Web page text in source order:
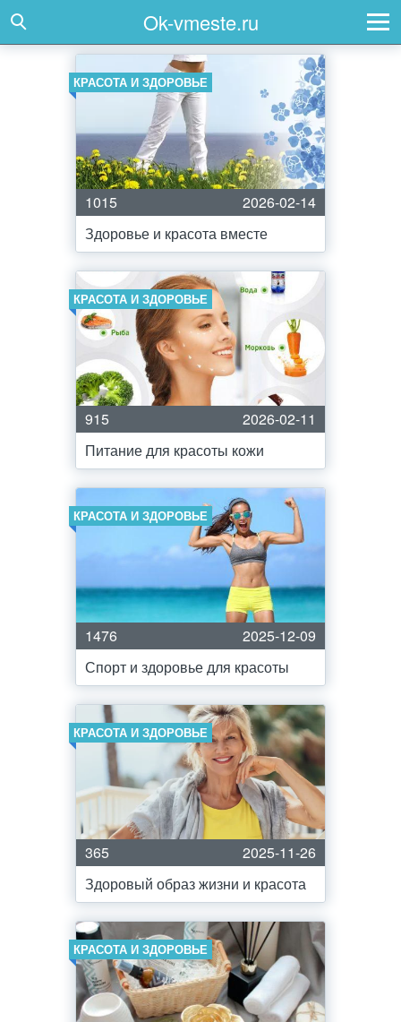
Ok-vmeste.ru
КРАСОТА И ЗДОРОВЬЕ
1015
2026-02-14
Здоровье и красота вместе
КРАСОТА И ЗДОРОВЬЕ
915
2026-02-11
Питание для красоты кожи
КРАСОТА И ЗДОРОВЬЕ
1476
2025-12-09
Спорт и здоровье для красоты
КРАСОТА И ЗДОРОВЬЕ
365
2025-11-26
Здоровый образ жизни и красота
КРАСОТА И ЗДОРОВЬЕ